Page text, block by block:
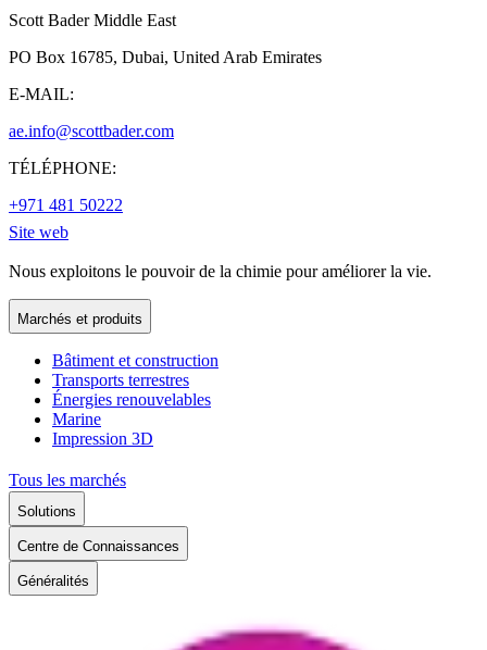
Scott Bader Middle East
PO Box 16785, Dubai, United Arab Emirates
E-MAIL:
ae.info@scottbader.com
TÉLÉPHONE:
+971 481 50222
Site web
Nous exploitons le pouvoir de la chimie pour améliorer la vie.
Marchés et produits
Bâtiment et construction
Transports terrestres
Énergies renouvelables
Marine
Impression 3D
Tous les marchés
Solutions
Centre de Connaissances
Généralités